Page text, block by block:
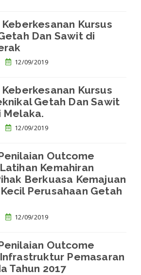
Kursus
Dan Sawit di
12/09/2019
Kursus
Getah Dan Sawit
Melaka.
12/09/2019
Outcome
Kemahiran
Berkuasa Kemajuan
Perusahaan Getah
12/09/2019
Outcome
Pemasaran
Tahun 2017